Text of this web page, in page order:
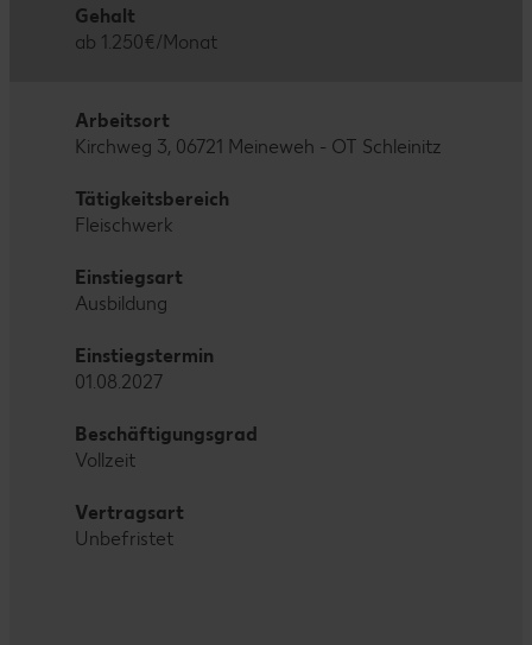
Gehalt
ab 1.250€/Monat
Arbeitsort
Kirchweg 3, 06721 Meineweh - OT Schleinitz
Tätigkeitsbereich
Fleischwerk
Einstiegsart
Ausbildung
Einstiegstermin
01.08.2027
Beschäftigungsgrad
Vollzeit
Vertragsart
Unbefristet